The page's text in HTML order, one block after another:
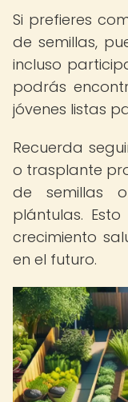
Si prefieres
de semillas,
incluso
podrás
jóvenes listas
Recuerda
o trasplante
de semillas
plántulas.
crecimiento
en el futuro.